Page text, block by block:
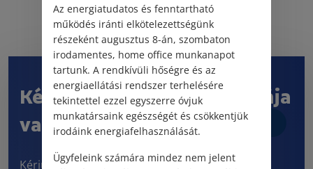
Kérdése vagy jogi problémája
van?
Kérjük, töltse ki kapcsolatfelvételi űrlapunkat! 5
Az energiatudatos és fenntartható
működés iránti elkötelezettségünk
részeként augusztus 8-án, szombaton
irodamentes, home office munkanapot
tartunk. A rendkívüli hőségre és az
energiaellátási rendszer terhelésére
tekintettel ezzel egyszerre óvjuk
munkatársaink egészségét és csökkentjük
irodáink energiafelhasználását.
Ügyfeleink számára mindez nem jelent